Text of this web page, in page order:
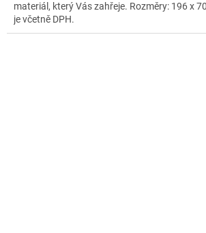
materiál, který Vás zahřeje. Rozměry: 196 x
je včetně DPH.